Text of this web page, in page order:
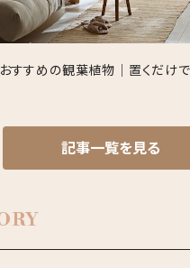
すすめの観葉植物｜置くだけ
記事一覧を見る